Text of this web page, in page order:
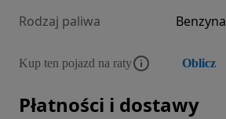
Rodzaj paliwa Benzyna
Kup ten pojazd na raty Oblicz
Płatności i dostawy